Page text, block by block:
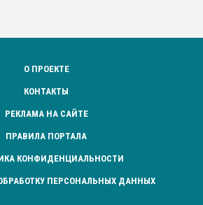
О ПРОЕКТЕ
КОНТАКТЫ
РЕКЛАМА НА САЙТЕ
ПРАВИЛА ПОРТАЛА
КОНФИДЕНЦИАЛЬНОСТИ
ПЕРСОНАЛЬНЫХ ДАННЫХ